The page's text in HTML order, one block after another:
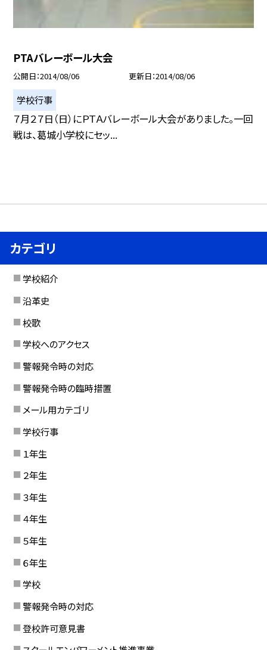
PTAバレーボール大会
公開日 2014/08/06 更新日 2014/08/06
学校行事
７月２７日（日）にＰＴＡバレーボール大会がありました。一回
戦は、葛城小学校にセッ...
カテゴリ
学校紹介
沿革史
校歌
学校へのアクセス
警報発令時の対応
警報発令時の臨時措置
メール用カテゴリ
学校行事
１年生
２年生
３年生
４年生
５年生
６年生
学校
警報発令時の対応
登校許可意見書